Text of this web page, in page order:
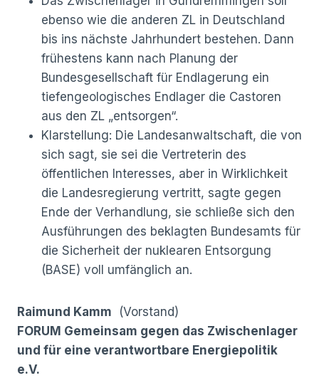
ebenso wie die anderen ZL in Deutschland
bis ins nächste Jahrhundert bestehen. Dann
frühestens kann nach Planung der
Bundesgesellschaft für Endlagerung ein
tiefengeologisches Endlager die Castoren
aus den ZL „entsorgen“.
Klarstellung: Die Landesanwaltschaft, die von
sich sagt, sie sei die Vertreterin des
öffentlichen Interesses, aber in Wirklichkeit
die Landesregierung vertritt, sagte gegen
Ende der Verhandlung, sie schließe sich den
Ausführungen des beklagten Bundesamts für
die Sicherheit der nuklearen Entsorgung
(BASE) voll umfänglich an.
Raimund Kamm (Vorstand)
FORUM Gemeinsam gegen das Zwischenlager
und für eine verantwortbare Energiepolitik
e.V.